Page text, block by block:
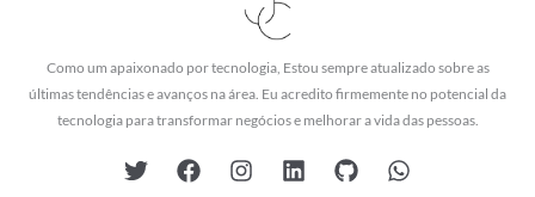
Como um apaixonado por tecnologia, Estou sempre atualizado sobre as
últimas tendências e avanços na área. Eu acredito firmemente no potencial da
tecnologia para transformar negócios e melhorar a vida das pessoas.